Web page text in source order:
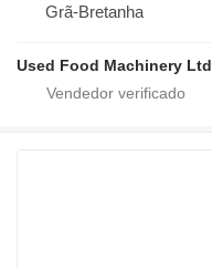
Grã-Bretanha
Used Food Machinery Ltd